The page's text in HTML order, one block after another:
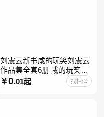
刘震云新书咸的玩笑刘震云
作品集全套6册 咸的玩笑
+一句顶一万句+一日三秋
+我不是潘金莲+我叫刘跃进
0.01起 找相似